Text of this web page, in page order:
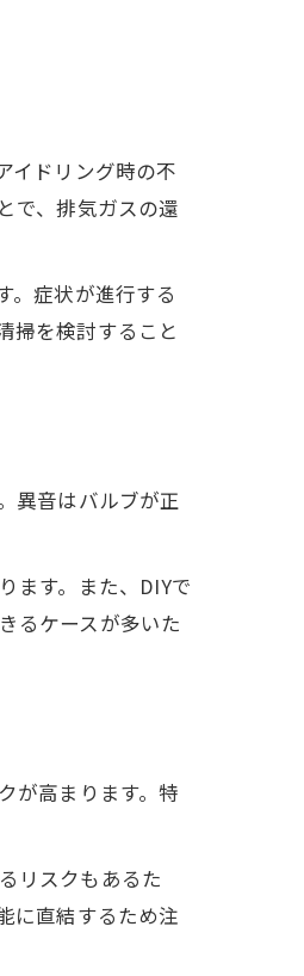
イドリング時の不
で、排気ガスの還
。症状が進行する
掃を検討すること
異音はバルブが正
ます。また、DIYで
るケースが多いた
が高まります。特
リスクもあるた
に直結するため注